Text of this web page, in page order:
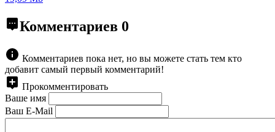
Комментариев 0
Комментариев пока нет, но вы можете стать тем кто
добавит самый первый комментарий!
Прокомментировать
Ваше имя
Ваш E-Mail